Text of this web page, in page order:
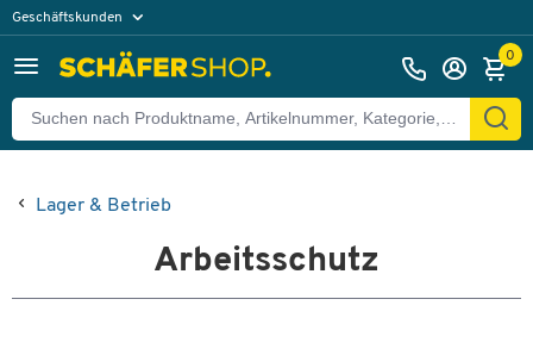
Geschäftskunden
0
Lager & Betrieb
Arbeitsschutz